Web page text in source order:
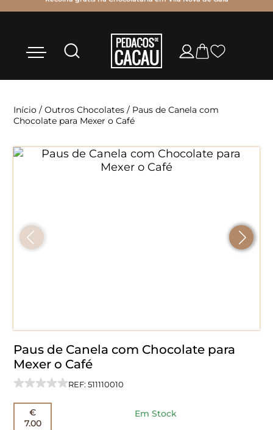
Início /Outros Chocolates / Paus de Canela com
Chocolate para Mexer o Café
Paus de Canela com Chocolate para
Mexer o Café
REF: 511110010
€
7.00
Em Stock